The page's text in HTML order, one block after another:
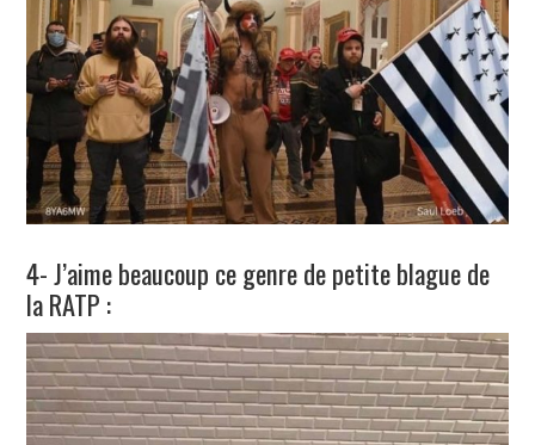
4- J’aime beaucoup ce genre de petite blague de
la RATP :